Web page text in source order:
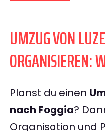
UMZUG VON
ORGANISIEREN:
Planst du einen
nach Foggia?
Organisation und